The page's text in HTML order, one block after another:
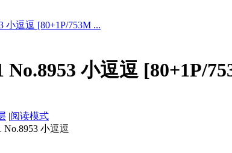
小逗逗 [80+1P/753M ...
小逗逗 [80+1P/
|阅读模式
No.8953 小逗逗